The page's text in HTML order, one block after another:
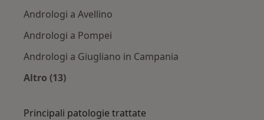
Andrologi a Avellino
Andrologi a Pompei
Andrologi a Giugliano in Campania
Altro (13)
Principali patologie trattate